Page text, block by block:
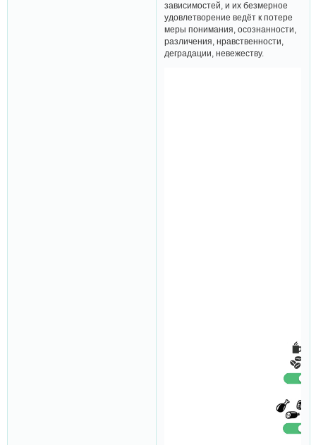
зависимостей, и их безмерное
удовлетворение ведёт к потере
меры понимания, осознанности,
различения, нравственности,
деградации, невежеству.